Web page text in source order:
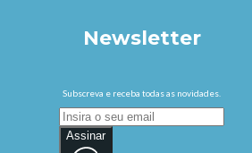
Newsletter
Subscreva e receba todas as novidades.
Assinar